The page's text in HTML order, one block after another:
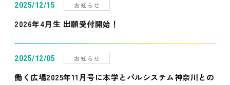
2025/12/15 お知らせ
2026年4月生 出願受付開始！
2025/12/05 お知らせ
働く広場2025年11月号に本学とパルシステム神奈川との